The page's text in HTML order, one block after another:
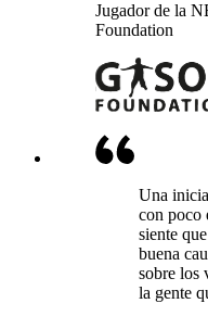
Jugador de la
Foundation
Una
con poco
siente
buena
sobre los
la gente